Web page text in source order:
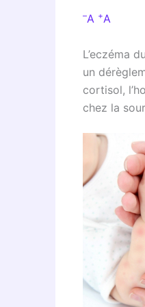
–A +A
L’eczéma
un
cortisol,
chez la